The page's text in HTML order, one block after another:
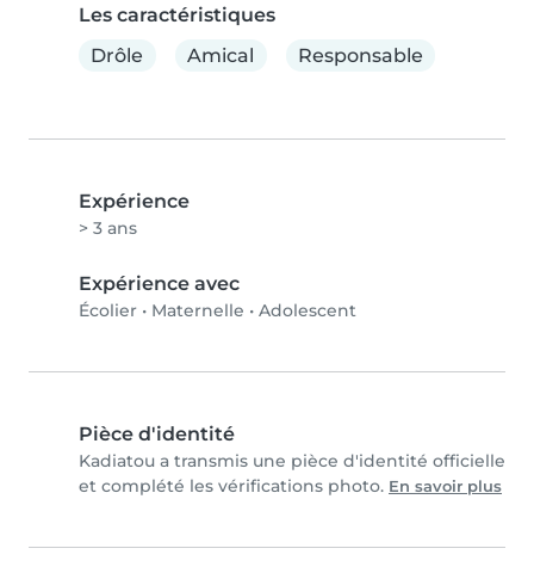
Les caractéristiques
Drôle
Amical Responsable
Expérience
> 3 ans
Expérience avec
Écolier • Maternelle • Adolescent
Pièce d'identité
Kadiatou a transmis une pièce d'identité officielle
et complété les vérifications photo. En savoir plus